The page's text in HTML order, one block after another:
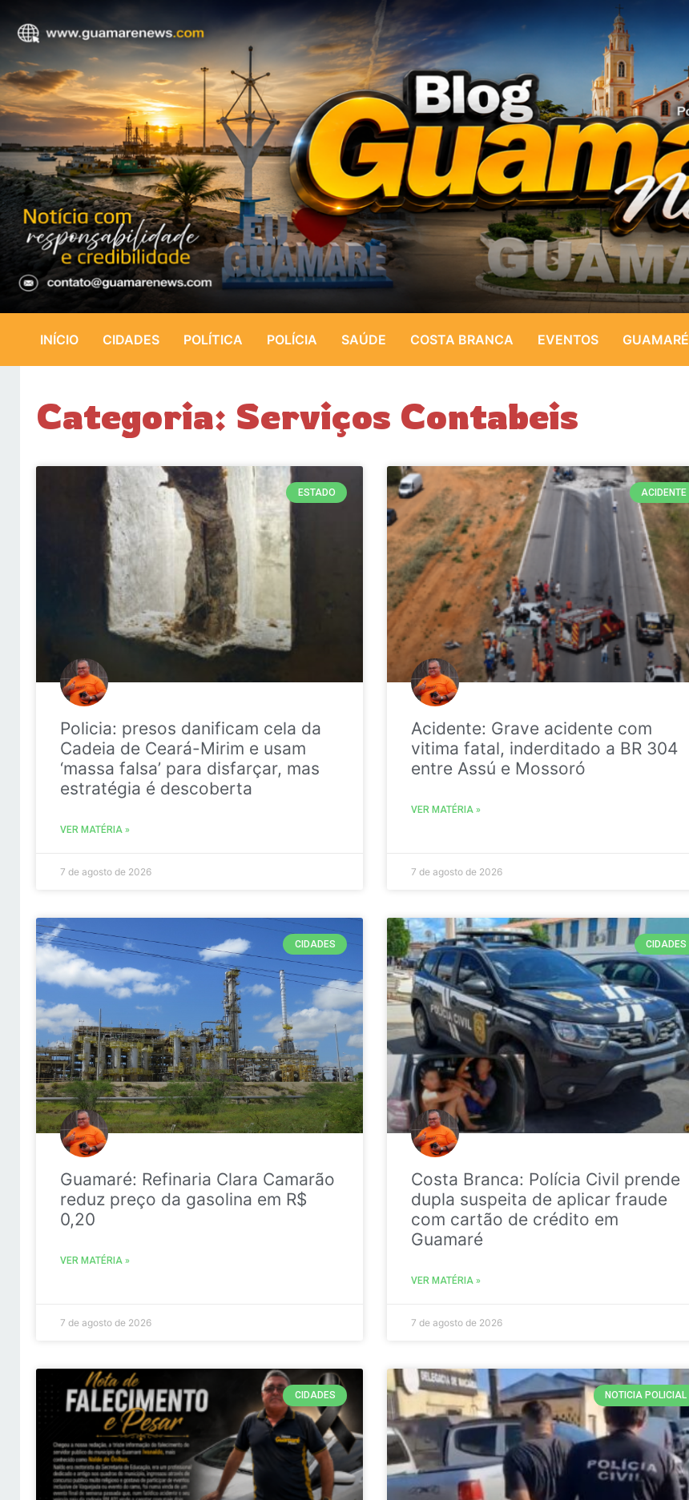
INÍCIO CIDADES POLÍTICA POLÍCIA SAÚDE COSTA BRANCA EVENTOS GUAMARÉ
Categoria: Serviços Contabeis
ESTADO
Policia: presos danificam cela da
Cadeia de Ceará-Mirim e usam
‘massa falsa’ para disfarçar, mas
estratégia é descoberta
VER MATÉRIA »
7 de agosto de 2026
ACIDENTE
Acidente: Grave acidente com
vitima fatal, inderditado a BR 304
entre Assú e Mossoró
VER MATÉRIA »
7 de agosto de 2026
CIDADES
Guamaré: Refinaria Clara Camarão
reduz preço da gasolina em R$
0,20
VER MATÉRIA »
7 de agosto de 2026
CIDADES
Costa Branca: Polícia Civil prende
dupla suspeita de aplicar fraude
com cartão de crédito em
Guamaré
VER MATÉRIA »
7 de agosto de 2026
CIDADES NOTICIA POLICIAL